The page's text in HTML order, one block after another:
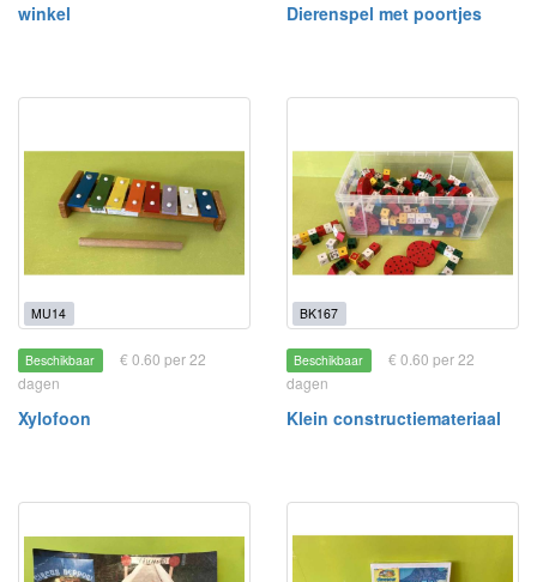
winkel Dierenspel met poortjes
MU14
Beschikbaar
€ 0.60 per 22
dagen
Xylofoon
BK167
Beschikbaar
€ 0.60 per 22
dagen
Klein constructiemateriaal